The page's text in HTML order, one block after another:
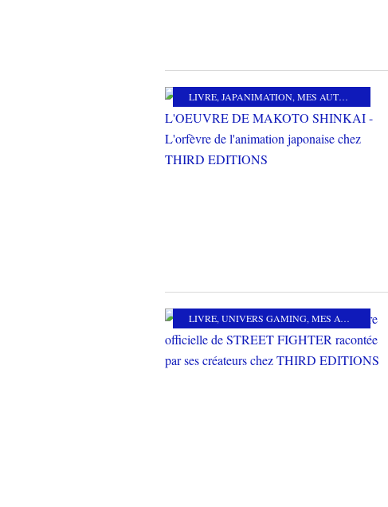
LIVRE, JAPANIMATION, MES AUTRES PASSIONS
LIVRE, UNIVERS GAMING, MES AUTRES PASSIONS